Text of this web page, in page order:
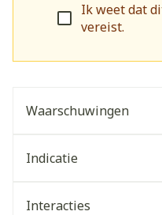
Ik weet dat
vereist.
Waarschuwingen
Indicatie
Interacties